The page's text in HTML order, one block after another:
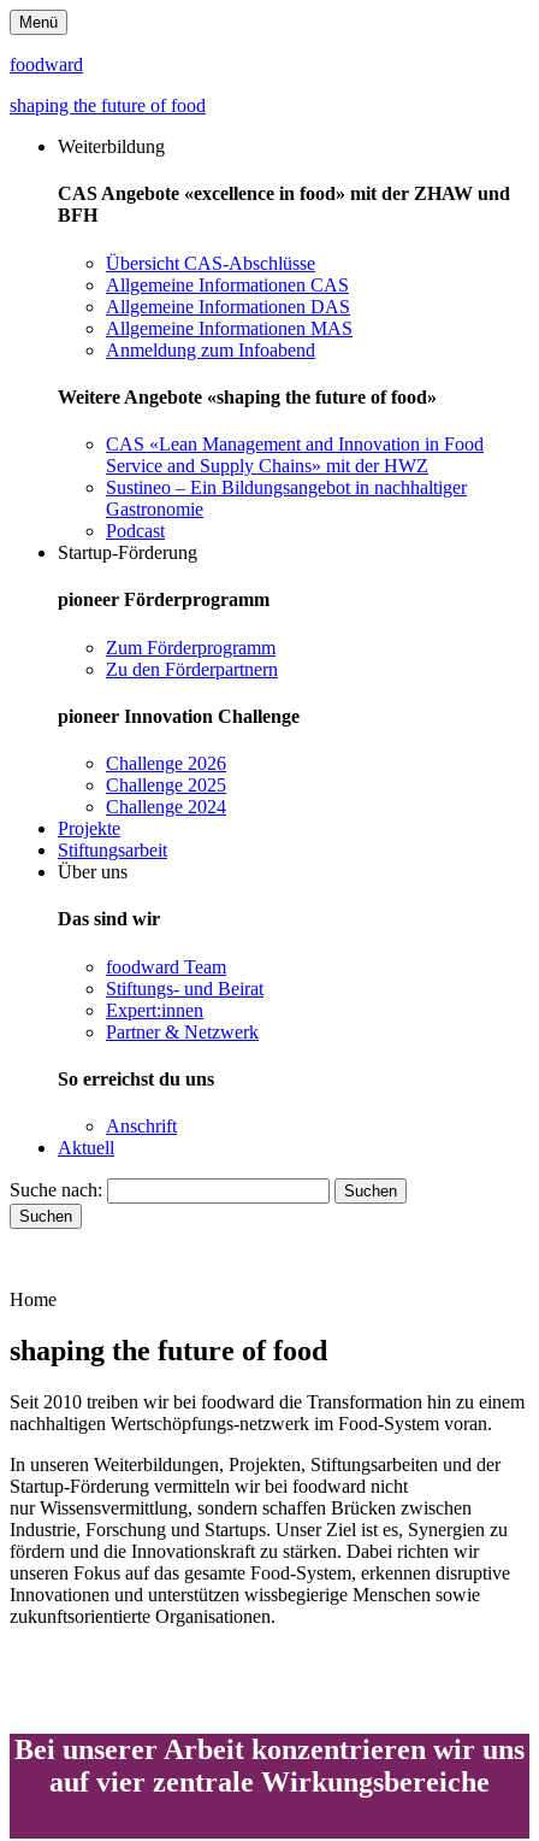
Menü
foodward
shaping the future of food
Weiterbildung
CAS Angebote «excellence in food» mit der ZHAW und
BFH
Übersicht CAS-Abschlüsse
Allgemeine Informationen CAS
Allgemeine Informationen DAS
Allgemeine Informationen MAS
Anmeldung zum Infoabend
Weitere Angebote «shaping the future of food»
CAS «Lean Management and Innovation in Food
Service and Supply Chains» mit der HWZ
Sustineo – Ein Bildungsangebot in nachhaltiger
Gastronomie
Podcast
Startup-Förderung
pioneer Förderprogramm
Zum Förderprogramm
Zu den Förderpartnern
pioneer Innovation Challenge
Challenge 2026
Challenge 2025
Challenge 2024
Projekte
Stiftungsarbeit
Über uns
Das sind wir
foodward Team
Stiftungs- und Beirat
Expert:innen
Partner & Netzwerk
So erreichst du uns
Anschrift
Aktuell
Suche nach:
Suchen
Suchen
Home
shaping the future of food
Seit 2010 treiben wir bei foodward die Transformation hin zu einem
nachhaltigen Wertschöpfungs-netzwerk im Food-System voran.
In unseren Weiterbildungen, Projekten, Stiftungsarbeiten und der
Startup-Förderung vermitteln wir bei foodward nicht
nur Wissensvermittlung, sondern schaffen Brücken zwischen
Industrie, Forschung und Startups. Unser Ziel ist es, Synergien zu
fördern und die Innovationskraft zu stärken. Dabei richten wir
unseren Fokus auf das gesamte Food-System, erkennen disruptive
Innovationen und unterstützen wissbegierige Menschen sowie
zukunftsorientierte Organisationen.
Bei unserer Arbeit konzentrieren wir uns
auf vier zentrale Wirkungsbereiche